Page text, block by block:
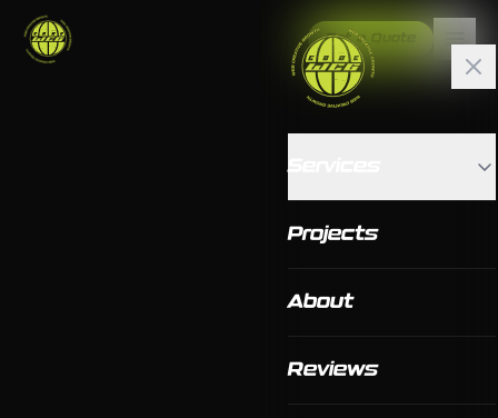
Get a Quote
Projects
About
Reviews